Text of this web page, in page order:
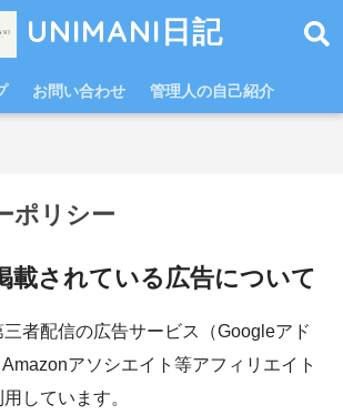
UNIMANI日記
お問い合わせ 管理人の自己紹介
ポリシー
載されている広告について
者配信の広告サービス（Googleアド
アソシエイト等アフィリエイト
しています。